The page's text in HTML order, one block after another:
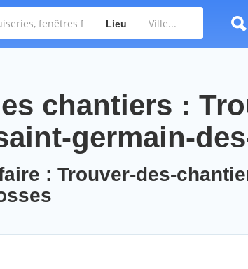
Lieu
chantiers :
germain-
: Trouver-des-